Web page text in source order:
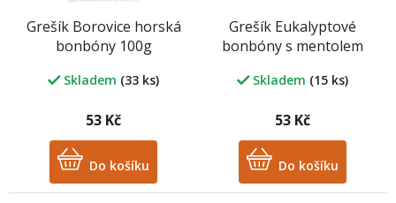
Grešík Borovice horská
bonbóny 100g
Skladem (33 ks)
53 Kč
Do košíku
Grešík Eukalyptové
bonbóny s mentolem
Skladem (15 ks)
53 Kč
Do košíku